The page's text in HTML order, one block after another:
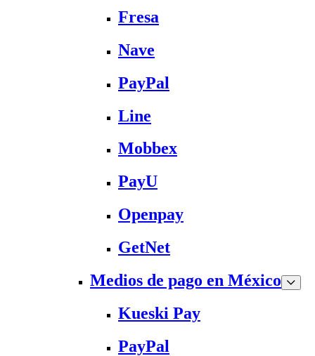
Fresa
Nave
PayPal
Line
Mobbex
PayU
Openpay
GetNet
Medios de pago en México
Kueski Pay
PayPal